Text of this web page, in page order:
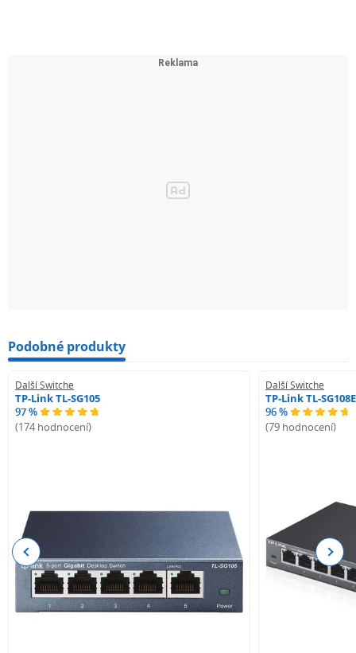
Podobné produkty
Další Switche
TP-Link TL-SG105
97 %
(174 hodnocení)
Další Switche
TP-Link TL-SG108E
96 %
(79 hodnocení)
Previous Next